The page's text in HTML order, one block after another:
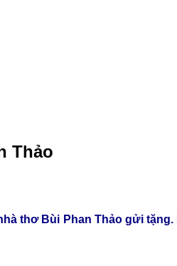
Thảo
thơ Bùi Phan Thảo gửi